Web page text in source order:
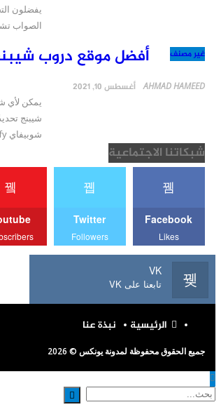
يفضلون
الصواب
غير مصنف أفضل موقع دروب شيبنج
AHMAD HAMEED أغسطس 10, 2021
يمكن لأي
شيبنج
شوبيفاي Shopify…
شبكاتنا الاجتماعية
Facebook
Likes
Twitter
Followers
VK
تابعنا على VK
الرئيسية نبذة عنا
جميع الحقوق محفوظة لمدونة يونكس © 2026